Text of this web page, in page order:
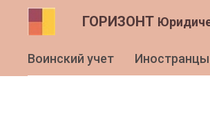
ГОРИЗОНТ
Воинский учет
Иностранцы